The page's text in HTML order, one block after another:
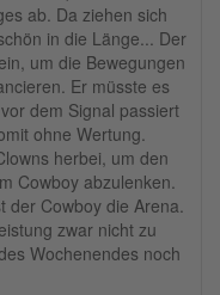
ab. Da ziehen sich
in die Länge... Der
um die Bewegungen
Er müsste es
dem Signal passiert
ohne Wertung.
herbei, um den
Cowboy abzulenken.
der Cowboy die Arena.
zwar nicht zu
Wochenendes noch